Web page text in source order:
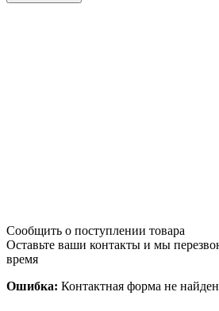
Сообщить о поступлении товара
Оставьте ваши контакты и мы
время
Ошибка: Контактная форма не